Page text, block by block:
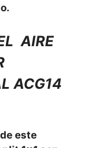
AIRE
ACG14
este